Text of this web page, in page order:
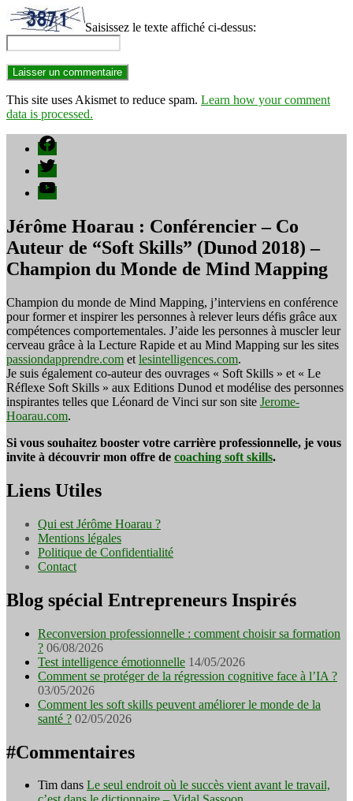
Saisissez le texte affiché ci-dessus:
This site uses Akismet to reduce spam. Learn how your comment
data is processed.
Facebook
Twitter
YouTube
Jérôme Hoarau : Conférencier – Co
Auteur de “Soft Skills” (Dunod 2018) –
Champion du Monde de Mind Mapping
Champion du monde de Mind Mapping, j’interviens en conférence
pour former et inspirer les personnes à relever leurs défis grâce aux
compétences comportementales. J’aide les personnes à muscler leur
cerveau grâce à la Lecture Rapide et au Mind Mapping sur les sites
passiondapprendre.com et lesintelligences.com.
Je suis également co-auteur des ouvrages « Soft Skills » et « Le
Réflexe Soft Skills » aux Editions Dunod et modélise des personnes
inspirantes telles que Léonard de Vinci sur son site Jerome-
Hoarau.com.
Si vous souhaitez booster votre carrière professionnelle, je vous
invite à découvrir mon offre de coaching soft skills.
Liens Utiles
Qui est Jérôme Hoarau ?
Mentions légales
Politique de Confidentialité
Contact
Blog spécial Entrepreneurs Inspirés
Reconversion professionnelle : comment choisir sa formation
? 06/08/2026
Test intelligence émotionnelle 14/05/2026
Comment se protéger de la régression cognitive face à l’IA ?
03/05/2026
Comment les soft skills peuvent améliorer le monde de la
santé ? 02/05/2026
#Commentaires
Tim dans Le seul endroit où le succès vient avant le travail,